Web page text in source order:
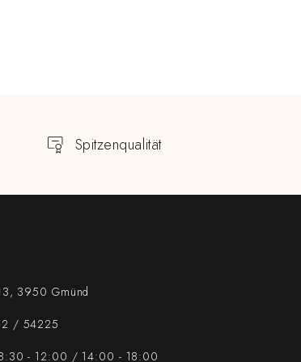
Spitzenqualität
3950 Gmünd
/ 54225
- 12:00 / 14:00 - 18:00